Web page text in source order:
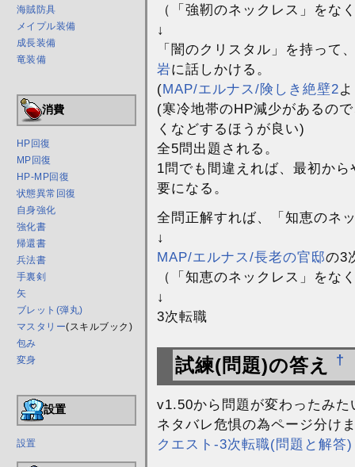
海賊防具
メイプル装備
成長装備
竜装備
消費
HP回復
MP回復
HP-MP回復
状態異常回復
自身強化
強化書
帰還書
兵法書
手裏剣
矢
ブレット(弾丸)
マスタリー(スキルブック)
包み
変身
設置
設置
（「強靭のネックレス」をな
↓
「闇のクリスタル」を持って
岩に話しかける。
(MAP/エルナス/険しき絶壁2
(寒冷地帯のHP減少があるの
くなどするほうが良い)
全5問出題される。
1問でも間違えれば、最初か
要になる。
全問正解すれば、「知恵のネ
↓
MAP/エルナス/長老の官邸の3
（「知恵のネックレス」をな
↓
3次転職
試練(問題)の答え †
v1.50から問題が変わったみた
ネタバレ危惧の為ページ分け
クエスト-3次転職(問題と解答)